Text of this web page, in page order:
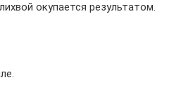
окупается результатом.